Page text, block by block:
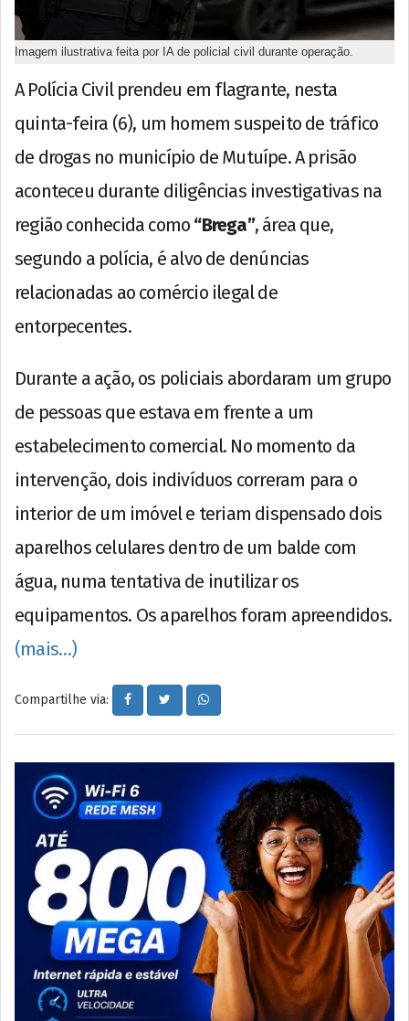
Imagem ilustrativa feita por IA de policial civil durante operação.
A Polícia Civil prendeu em flagrante, nesta
quinta-feira (6), um homem suspeito de tráfico
de drogas no município de Mutuípe. A prisão
aconteceu durante diligências investigativas na
região conhecida como “Brega”, área que,
segundo a polícia, é alvo de denúncias
relacionadas ao comércio ilegal de
entorpecentes.
Durante a ação, os policiais abordaram um grupo
de pessoas que estava em frente a um
estabelecimento comercial. No momento da
intervenção, dois indivíduos correram para o
interior de um imóvel e teriam dispensado dois
aparelhos celulares dentro de um balde com
água, numa tentativa de inutilizar os
equipamentos. Os aparelhos foram apreendidos.
(mais…)
Compartilhe via: